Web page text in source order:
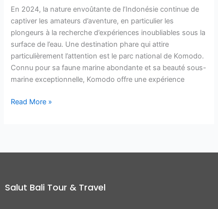
En 2024, la nature envoûtante de l’Indonésie continue de
captiver les amateurs d’aventure, en particulier les
plongeurs à la recherche d’expériences inoubliables sous la
surface de l’eau. Une destination phare qui attire
particulièrement l’attention est le parc national de Komodo.
Connu pour sa faune marine abondante et sa beauté sous-
marine exceptionnelle, Komodo offre une expérience
Read More »
Salut Bali Tour & Travel